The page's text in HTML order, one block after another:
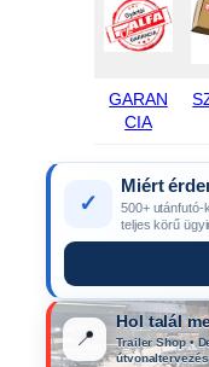
GARAN
CIA
✓
Miért
500+ utánfutó-
teljes körű
📍
Hol talál
Trailer Shop •